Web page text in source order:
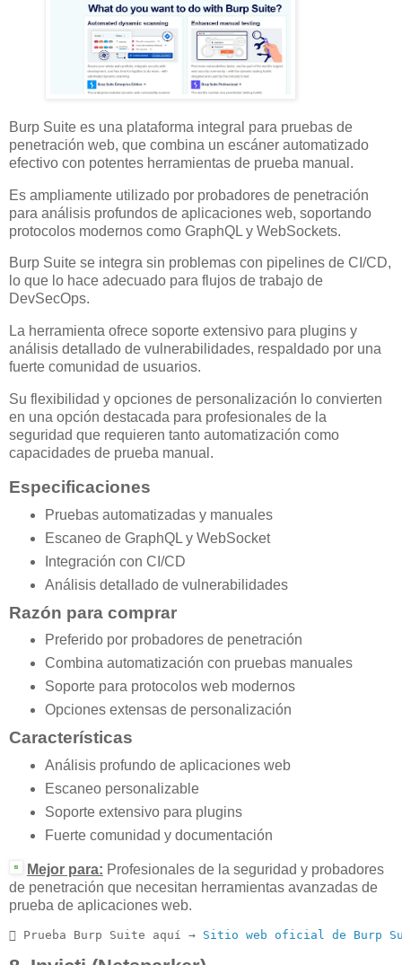
Burp Suite es una plataforma integral para pruebas de
penetración web, que combina un escáner automatizado
efectivo con potentes herramientas de prueba manual.
Es ampliamente utilizado por probadores de penetración
para análisis profundos de aplicaciones web, soportando
protocolos modernos como GraphQL y WebSockets.
Burp Suite se integra sin problemas con pipelines de CI/CD,
lo que lo hace adecuado para flujos de trabajo de
DevSecOps.
La herramienta ofrece soporte extensivo para plugins y
análisis detallado de vulnerabilidades, respaldado por una
fuerte comunidad de usuarios.
Su flexibilidad y opciones de personalización lo convierten
en una opción destacada para profesionales de la
seguridad que requieren tanto automatización como
capacidades de prueba manual.
Especificaciones
Pruebas automatizadas y manuales
Escaneo de GraphQL y WebSocket
Integración con CI/CD
Análisis detallado de vulnerabilidades
Razón para comprar
Preferido por probadores de penetración
Combina automatización con pruebas manuales
Soporte para protocolos web modernos
Opciones extensas de personalización
Características
Análisis profundo de aplicaciones web
Escaneo personalizable
Soporte extensivo para plugins
Fuerte comunidad y documentación
Mejor para: Profesionales de la seguridad y probadores
de penetración que necesitan herramientas avanzadas de
prueba de aplicaciones web.
 Prueba Burp Suite aquí → Sitio web oficial de Burp